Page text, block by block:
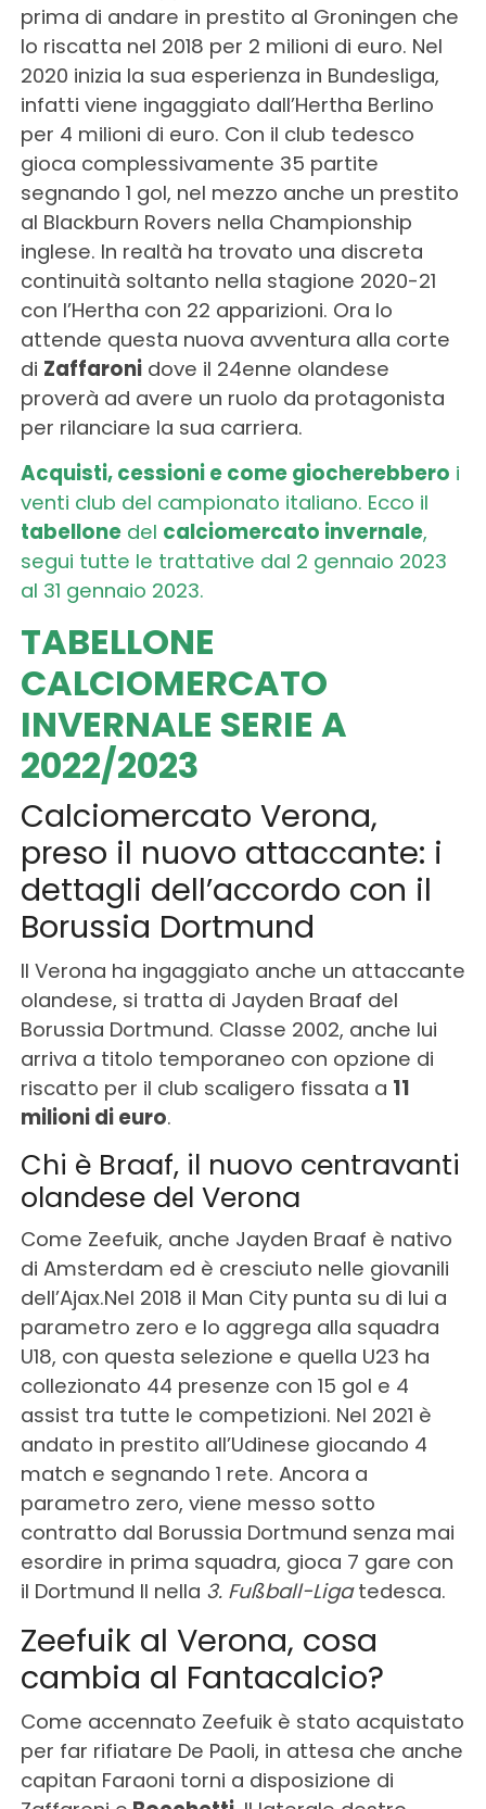
prima di andare in prestito al Groningen che
lo riscatta nel 2018 per 2 milioni di euro. Nel
2020 inizia la sua esperienza in Bundesliga,
infatti viene ingaggiato dall’Hertha Berlino
per 4 milioni di euro. Con il club tedesco
gioca complessivamente 35 partite
segnando 1 gol, nel mezzo anche un prestito
al Blackburn Rovers nella Championship
inglese. In realtà ha trovato una discreta
continuità soltanto nella stagione 2020-21
con l’Hertha con 22 apparizioni. Ora lo
attende questa nuova avventura alla corte
di Zaffaronidove il 24enne olandese
proverà ad avere un ruolo da protagonista
per rilanciare la sua carriera.
Acquisti, cessioni e come giocherebbero i
venti club del campionato italiano. Ecco il
tabellonedel calciomercato invernale,
segui tutte le trattative dal 2 gennaio 2023
al 31 gennaio 2023.
TABELLONE
CALCIOMERCATO
INVERNALE SERIE A
2022/2023
Calciomercato Verona,
preso il nuovo attaccante: i
dettagli dell’accordo con il
Borussia Dortmund
Il Verona ha ingaggiato anche un attaccante
olandese, si tratta di Jayden Braaf del
Borussia Dortmund. Classe 2002, anche lui
arriva a titolo temporaneo con opzione di
riscatto per il club scaligero fissata a 11
milioni di euro.
Chi è Braaf, il nuovo centravanti
olandese del Verona
Come Zeefuik, anche Jayden Braaf è nativo
di Amsterdam ed è cresciuto nelle giovanili
dell’Ajax.Nel 2018 il Man City punta su di lui a
parametro zero e lo aggrega alla squadra
U18, con questa selezione e quella U23 ha
collezionato 44 presenze con 15 gol e 4
assist tra tutte le competizioni. Nel 2021 è
andato in prestito all’Udinese giocando 4
match e segnando 1 rete. Ancora a
parametro zero, viene messo sotto
contratto dal Borussia Dortmund senza mai
esordire in prima squadra, gioca 7 gare con
il Dortmund II nella 3. Fußball-Ligatedesca.
Zeefuik al Verona, cosa
cambia al Fantacalcio?
Come accennato Zeefuik è stato acquistato
per far rifiatare De Paoli, in attesa che anche
capitan Faraoni torni a disposizione di